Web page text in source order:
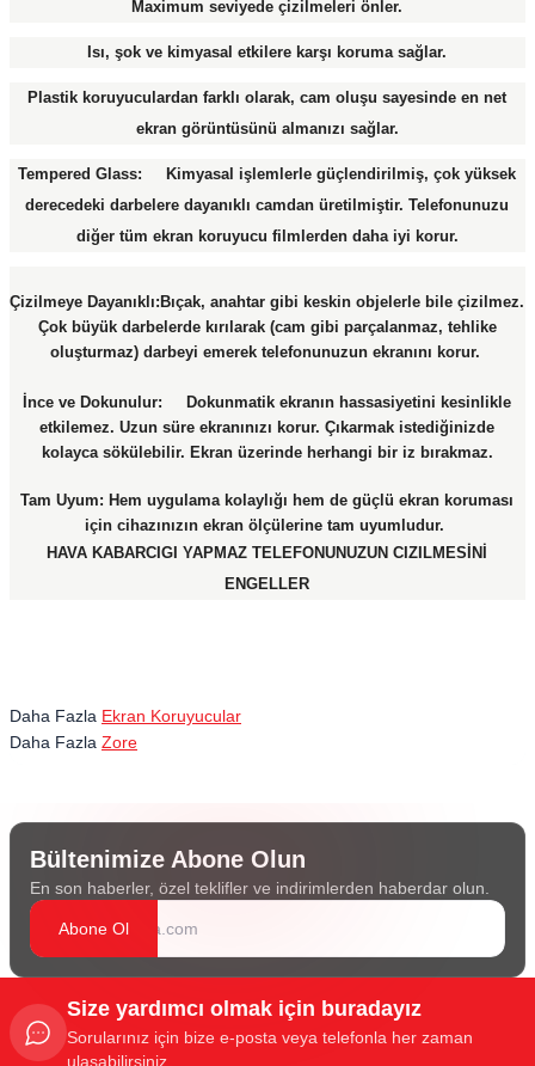
Maximum seviyede çizilmeleri önler.
Isı, şok ve kimyasal etkilere karşı koruma sağlar.
Plastik koruyuculardan farklı olarak, cam oluşu sayesinde en net
ekran görüntüsünü almanızı sağlar.
Tempered Glass: Kimyasal işlemlerle güçlendirilmiş, çok yüksek
derecedeki darbelere dayanıklı camdan üretilmiştir. Telefonunuzu
diğer tüm ekran koruyucu filmlerden daha iyi korur.
Çizilmeye Dayanıklı:Bıçak, anahtar gibi keskin objelerle bile çizilmez.
Çok büyük darbelerde kırılarak (cam gibi parçalanmaz, tehlike
oluşturmaz) darbeyi emerek telefonunuzun ekranını korur.
İnce ve Dokunulur: Dokunmatik ekranın hassasiyetini kesinlikle
etkilemez. Uzun süre ekranınızı korur. Çıkarmak istediğinizde
kolayca sökülebilir. Ekran üzerinde herhangi bir iz bırakmaz.
Tam Uyum: Hem uygulama kolaylığı hem de güçlü ekran koruması
için cihazınızın ekran ölçülerine tam uyumludur.
HAVA KABARCIGI YAPMAZ TELEFONUNUZUN CIZILMESİNİ
ENGELLER
Daha Fazla Ekran Koruyucular
Daha Fazla Zore
Bültenimize Abone Olun
En son haberler, özel teklifler ve indirimlerden haberdar olun.
Abone Ol
Size yardımcı olmak için buradayız
Sorularınız için bize e-posta veya telefonla her zaman
ulaşabilirsiniz.